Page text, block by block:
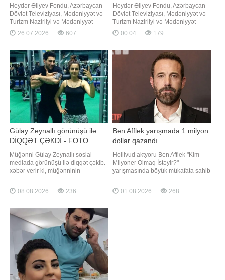
Heydər Əliyev Fondu, Azərbaycan
Dövlət Televiziyası, Mədəniyyət və
Turizm Nazirliyi və Mədəniyyət
Fondunun birgə təşkil etdiyi VI
Muğam Müsabiqəsinin qalibi - Qran
Əhmədli sosial mediada paylaşımı
ilə diqqət çəkib. xəbər verir ki,
Almaxanım sosial mediada yeni
görüntülərin
26.07.2026 607
Heydər Əliyev Fondu, Azərbaycan
Dövlət Televiziyası, Mədəniyyət və
Turizm Nazirliyi və Mədəniyyət
Fondunun birgə təşkil etdiyi VI
Muğam Müsabiqəsinin qalibi - Qran
Əhmədli sosial mediada paylaşım
edib. xəbər verir ki, Almaxanım
instaqramda yeni fotolarını
00:04 179
Gülay Zeynallı görünüşü ilə
DİQQƏT ÇƏKDİ - FOTO
Müğənni Gülay Zeynallı sosial
mediada görünüşü ilə diqqət çəkib.
xəbər verir ki, müğənninin
görüntüsünü paylaşıb. Paylaşımda
Gülay gözəlliyi və təbii görünüşü ilə
fotonu təqdim edirik:
08.08.2026 236
Ben Afflek yarışmada 1 milyon
dollar qazandı
Hollivud aktyoru Ben Afflek "Kim
Milyoner Olmaq İstəyir?"
yarışmasında böyük mükafata sahib
yaşlı aktyor ABŞ-də yayımlanan və
aparıcılığını Cimmi Kimmelin etdiyi
01.08.2026 268